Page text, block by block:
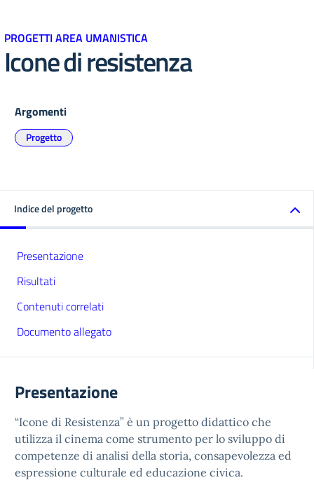
PROGETTI AREA UMANISTICA
Icone di resistenza
Argomenti
Progetto
Indice del progetto
Presentazione
Risultati
Contenuti correlati
Documento allegato
Presentazione
“Icone di Resistenza” è un progetto didattico che
utilizza il cinema come strumento per lo sviluppo di
competenze di analisi della storia, consapevolezza ed
espressione culturale ed educazione civica.